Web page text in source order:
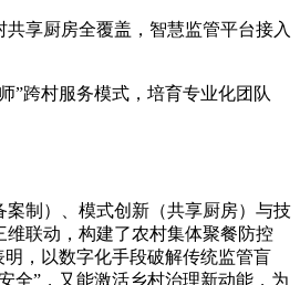
共享厨房全覆盖，智慧监管平台接入
”跨村服务模式，培育专业化团队
案制）、模式创新（共享厨房）与技
维联动，构建了农村集体聚餐防控
明，以数字化手段破解传统监管盲
全”，又能激活乡村治理新动能，为